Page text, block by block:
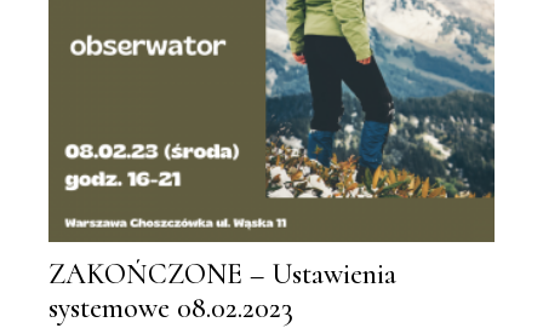
ZAKOŃCZONE – Ustawienia
systemowe 08.02.2023